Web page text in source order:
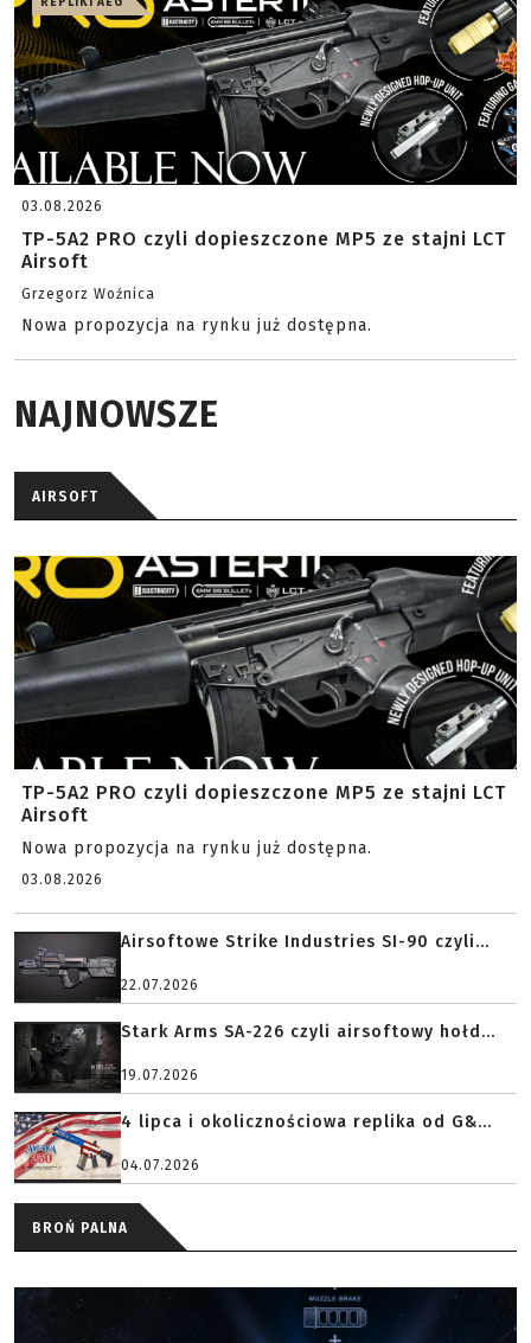
03.08.2026
TP-5A2 PRO czyli dopieszczone MP5 ze stajni LCT
Airsoft
Grzegorz Woźnica
Nowa propozycja na rynku już dostępna.
NAJNOWSZE
AIRSOFT
TP-5A2 PRO czyli dopieszczone MP5 ze stajni LCT
Airsoft
Nowa propozycja na rynku już dostępna.
03.08.2026
Airsoftowe Strike Industries SI-90 czyli...
22.07.2026
Stark Arms SA-226 czyli airsoftowy hołd...
19.07.2026
4 lipca i okolicznościowa replika od G&...
04.07.2026
BROŃ PALNA